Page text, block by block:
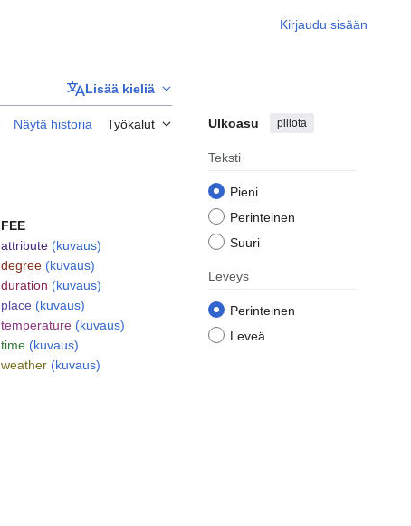
Kirjaudu sisään
Lisää kieliä
Näytä historia Työkalut Ulkoasu piilota
Teksti
Pieni
Perinteinen
Suuri
Leveys
Perinteinen
Leveä
FEE
attribute (kuvaus)
degree (kuvaus)
duration (kuvaus)
place (kuvaus)
temperature (kuvaus)
time (kuvaus)
weather (kuvaus)